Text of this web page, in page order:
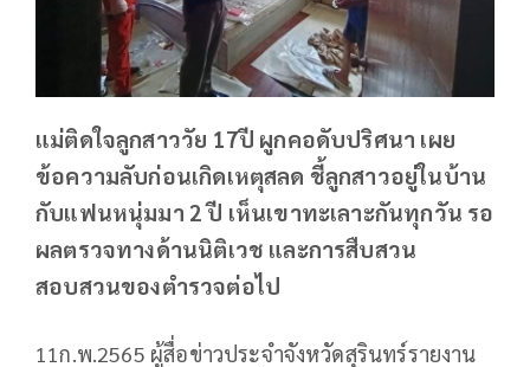
แม่ติดใจลูกสาววัย 17ปี ผูกคอดับปริศนา เผย
ข้อความลับก่อนเกิดเหตุสลด ชี้ลูกสาวอยู่ในบ้าน
กับแฟนหนุ่มมา 2 ปี เห็นเขาทะเลาะกันทุกวัน รอ
ผลตรวจทางด้านนิติเวช และการสืบสวน
สอบสวนของตำรวจต่อไป
11ก.พ.2565 ผู้สื่อข่าวประจำจังหวัดสุรินทร์รายงาน